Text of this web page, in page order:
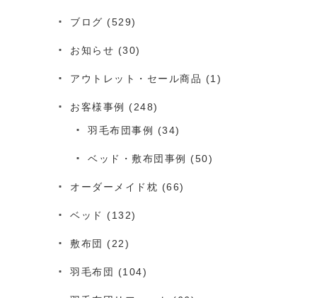
ブログ (529)
お知らせ (30)
アウトレット・セール商品 (1)
お客様事例 (248)
羽毛布団事例 (34)
ベッド・敷布団事例 (50)
オーダーメイド枕 (66)
ベッド (132)
敷布団 (22)
羽毛布団 (104)